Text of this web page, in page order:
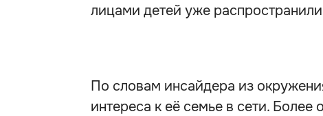
лицами детей уже
По словам инсайдера из
интереса к её семье в сети.